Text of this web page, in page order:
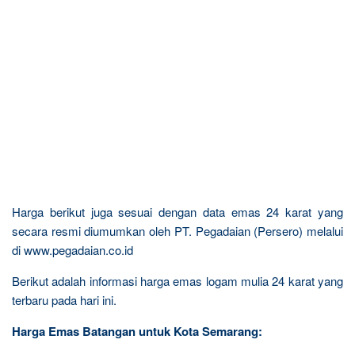
Harga berikut juga sesuai dengan data emas 24 karat yang
secara resmi diumumkan oleh PT. Pegadaian (Persero) melalui
di www.pegadaian.co.id
Berikut adalah informasi harga emas logam mulia 24 karat yang
terbaru pada hari ini.
Harga Emas Batangan untuk Kota Semarang: